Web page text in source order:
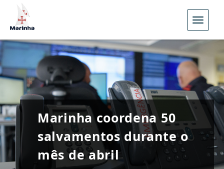
Menu
Marinha coordena 50
salvamentos durante o
mês de abril